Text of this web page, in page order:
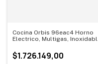
Cocina Orbis 96eac4 Horno
Electrico, Multigas, Inoxidable
$1.726.149,00